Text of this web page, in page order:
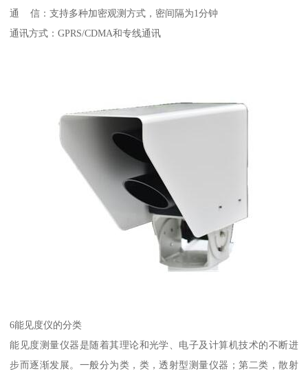
通 信：支持多种加密观测方式，密间隔为1分钟
通讯方式：GPRS/CDMA和专线通讯
6能见度仪的分类
能见度测量仪器是随着其理论和光学、电子及计算机技术的不断进
步而逐渐发展。一般分为类，类，透射型测量仪器；第二类，散射